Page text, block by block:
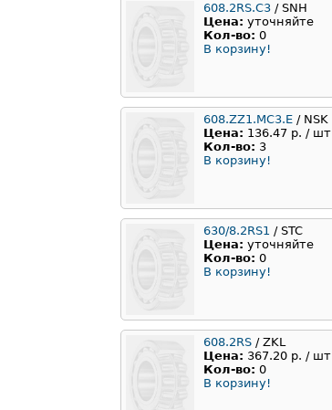
608.2RS.C3 / SNH
Цена: уточняйте
Кол-во: 0
В корзину!
608.ZZ1.MC3.E / NSK
Цена: 136.47 р. / шт
Кол-во: 3
В корзину!
630/8.2RS1 / STC
Цена: уточняйте
Кол-во: 0
В корзину!
608.2RS / ZKL
Цена: 367.20 р. / шт
Кол-во: 0
В корзину!